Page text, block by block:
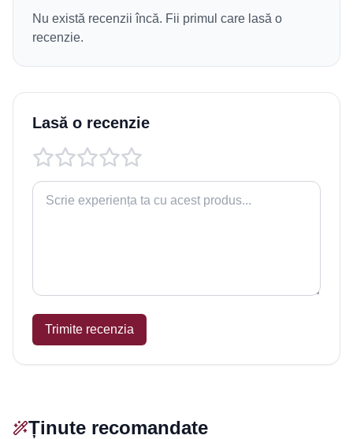
Nu există recenzii încă. Fii primul care lasă o
recenzie.
Lasă o recenzie
Trimite recenzia
Ținute recomandate